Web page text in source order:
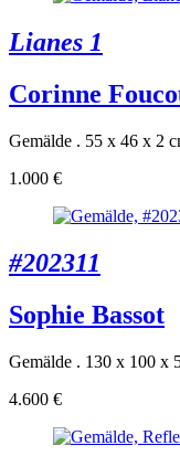
Lianes 1
Corinne
Gemälde . 55 x 46 x 2
1.000 €
#202311
Sophie Bassot
Gemälde . 130 x 100 x
4.600 €